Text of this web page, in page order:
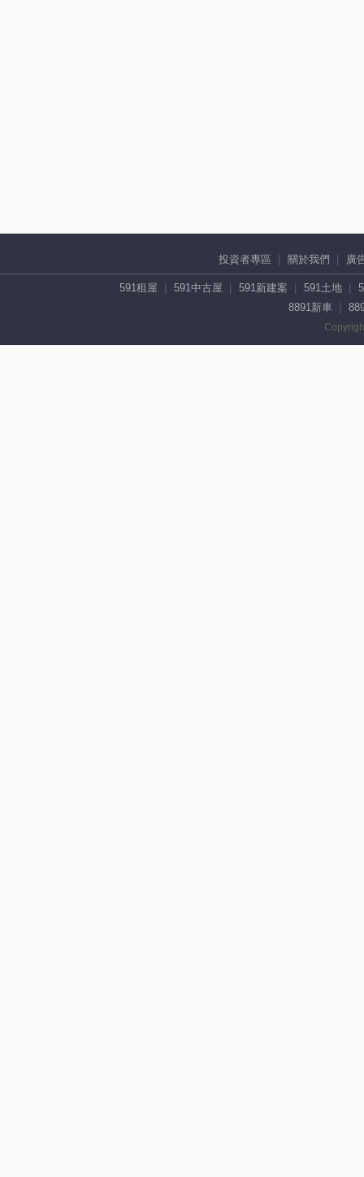
投資者專區 關於我們 廣
591租屋 591中古屋 591新建案 591土地
8891新車